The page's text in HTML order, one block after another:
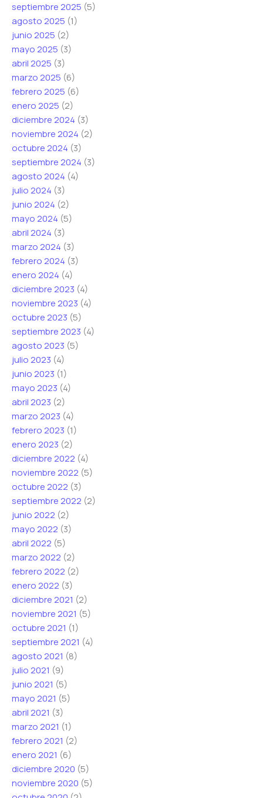
septiembre 2025 (5)
agosto 2025 (1)
junio 2025 (2)
mayo 2025 (3)
abril 2025 (3)
marzo 2025 (6)
febrero 2025 (6)
enero 2025 (2)
diciembre 2024 (3)
noviembre 2024 (2)
octubre 2024 (3)
septiembre 2024 (3)
agosto 2024 (4)
julio 2024 (3)
junio 2024 (2)
mayo 2024 (5)
abril 2024 (3)
marzo 2024 (3)
febrero 2024 (3)
enero 2024 (4)
diciembre 2023 (4)
noviembre 2023 (4)
octubre 2023 (5)
septiembre 2023 (4)
agosto 2023 (5)
julio 2023 (4)
junio 2023 (1)
mayo 2023 (4)
abril 2023 (2)
marzo 2023 (4)
febrero 2023 (1)
enero 2023 (2)
diciembre 2022 (4)
noviembre 2022 (5)
octubre 2022 (3)
septiembre 2022 (2)
junio 2022 (2)
mayo 2022 (3)
abril 2022 (5)
marzo 2022 (2)
febrero 2022 (2)
enero 2022 (3)
diciembre 2021 (2)
noviembre 2021 (5)
octubre 2021 (1)
septiembre 2021 (4)
agosto 2021 (8)
julio 2021 (9)
junio 2021 (5)
mayo 2021 (5)
abril 2021 (3)
marzo 2021 (1)
febrero 2021 (2)
enero 2021 (6)
diciembre 2020 (5)
noviembre 2020 (5)